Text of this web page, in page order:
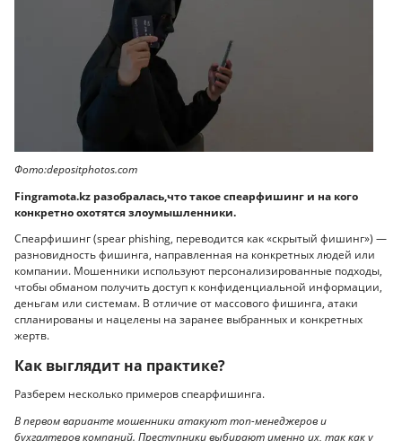
Фото:depositphotos.com
Fingramota.kz разобралась,что такое спеарфишинг и на кого
конкретно охотятся злоумышленники.
Спеарфишинг (spear phishing, переводится как «скрытый фишинг») —
разновидность фишинга, направленная на конкретных людей или
компании. Мошенники используют персонализированные подходы,
чтобы обманом получить доступ к конфиденциальной информации,
деньгам или системам. В отличие от массового фишинга, атаки
спланированы и нацелены на заранее выбранных и конкретных
жертв.
Как выглядит на практике?
Разберем несколько примеров спеарфишинга.
В первом варианте мошенники атакуют топ-менеджеров и
бухгалтеров компаний. Преступники выбирают именно их, так как у